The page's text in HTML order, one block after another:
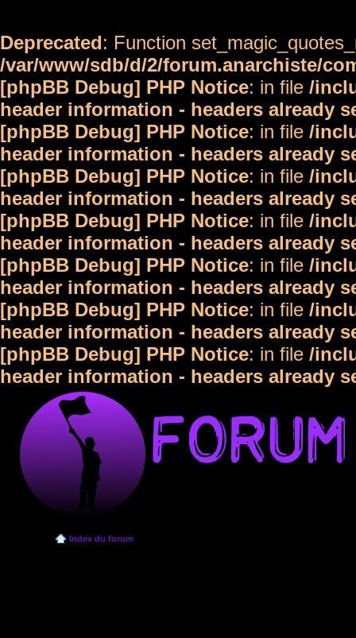
Deprecated: Function
/var/www/sdb/d/2/forum.anarchiste/
[phpBB Debug] PHP Notice: in file /
header information - headers already
[phpBB Debug] PHP Notice: in file /
header information - headers already
[phpBB Debug] PHP Notice: in file /
header information - headers already
[phpBB Debug] PHP Notice: in file /
header information - headers already
[phpBB Debug] PHP Notice: in file /
header information - headers already
[phpBB Debug] PHP Notice: in file /
header information - headers already
[phpBB Debug] PHP Notice: in file /
header information - headers already
Index du forum